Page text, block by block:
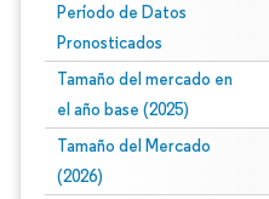
Período de Datos
Pronosticados
Tamaño del mercado en
el año base (2025)
Tamaño del Mercado
(2026)